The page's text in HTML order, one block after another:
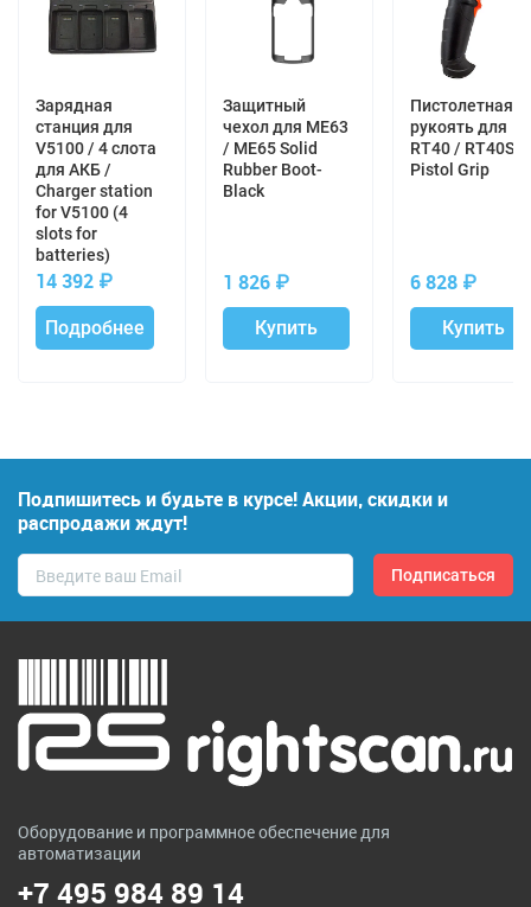
Оставить отзыв
Сортировать по:
Нет отзывов. Оставьте отзыв, Ваш отзыв будет
первым!
Зарядная
станция для
V5100 / 4 слота
для АКБ /
Сharger station
for V5100 (4
slots for
batteries)
14 392 ₽
Подробнее
Защитный
чехол для ME63
/ ME65 Solid
Rubber Boot-
Black
1 826 ₽
Купить
Пистолетная
рукоять для
RT40 / RT40S
Pistol Grip
6 828 ₽
Купить
Подпишитесь и будьте в курсе! Акции, скидки и
распродажи ждут!
Оборудование и программное обеспечение для
автоматизации
+7 495 984 89 14